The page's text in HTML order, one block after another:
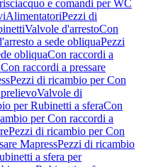
e comandi per WC
AlimentatoriPezzi di
Valvole d'arrestoCon
a sede obliquaPezzi
obliquaCon raccordi a
raccordi a pressare
Pezzi di ricambio per Con
Valvole di
per Rubinetti a sferaCon
per Con raccordi a
Pezzi di ricambio per Con
MapressPezzi di ricambio
a sfera per